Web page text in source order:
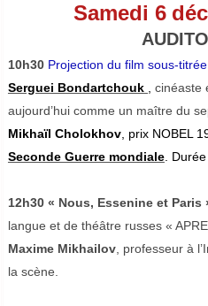
Samedi 6
10h30 Projection du film sous-titrée
Serguei Bondartchouk, cinéaste
aujourd’hui comme un maître du
Mikhaïl Cholokhov, prix NOBEL
Seconde Guerre mondiale.
12h30 « Nous, Essenine et Paris
langue et de théâtre russes «
Maxime Mikhailov, professeur à
la scène.